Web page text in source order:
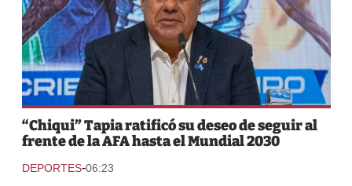
“Chiqui” Tapia ratificó su deseo de seguir al
frente de la AFA hasta el Mundial 2030
DEPORTES-06:23